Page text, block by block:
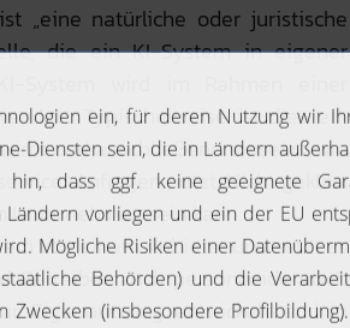
„eine natürliche oder juristische
die ein KI-System in eigener
System wird im Rahmen einer
Typischerweise ist dies ein
und anschließend einsetzt, wie
Anfragen nutzt. Nicht geklärt
sein kann.
von einem Anbieter und setzt es
Betreiber auch personenidentisch
Eigennutzung entwickelt und in